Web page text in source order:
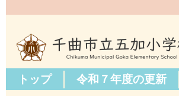
トップ 令和７年度の更新